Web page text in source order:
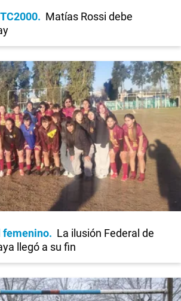
Matías Rossi debe
femenino
La ilusión Federal de
llegó a su fin